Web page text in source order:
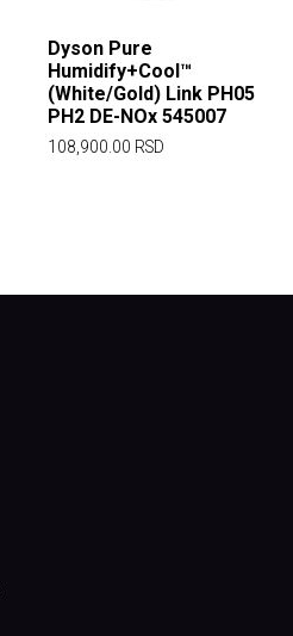
Dyson Pure
Humidify+Cool™
(White/Gold) Link PH05
PH2 DE-NOx 545007
108,900.00 RSD